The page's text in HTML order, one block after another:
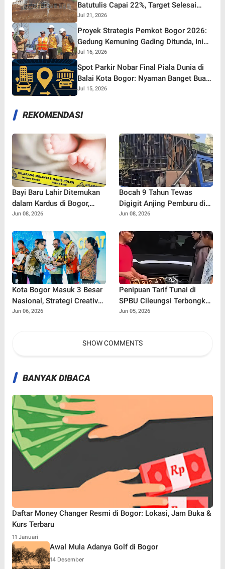
Batutulis Capai 22%, Target Selesai
Oktober 2026!
Jul 21, 2026
Proyek Strategis Pemkot Bogor 2026:
Gedung Kemuning Gading Ditunda, Ini
yang Tetap Gaspol!
Jul 16, 2026
Spot Parkir Nobar Final Piala Dunia di
Balai Kota Bogor: Nyaman Banget Buat
Nonton Bareng!
Jul 15, 2026
REKOMENDASI
Bayi Baru Lahir Ditemukan
dalam Kardus di Bogor,
Surat Ayah Ungkap Dugaan
Jun 08, 2026
Bocah 9 Tahun Tewas
Digigit Anjing Pemburu di
Jasinga
Jun 08, 2026
Kota Bogor Masuk 3 Besar
Nasional, Strategi Creative
Financing Pemkot Tuai
Jun 06, 2026
Penipuan Tarif Tunai di
SPBU Cileungsi Terbongkar,
Pelaku Gunakan Bukti
Jun 05, 2026
SHOW COMMENTS
BANYAK DIBACA
Daftar Money Changer Resmi di Bogor: Lokasi, Jam Buka &
Kurs Terbaru
11 Januari
Awal Mula Adanya Golf di Bogor
14 Desember